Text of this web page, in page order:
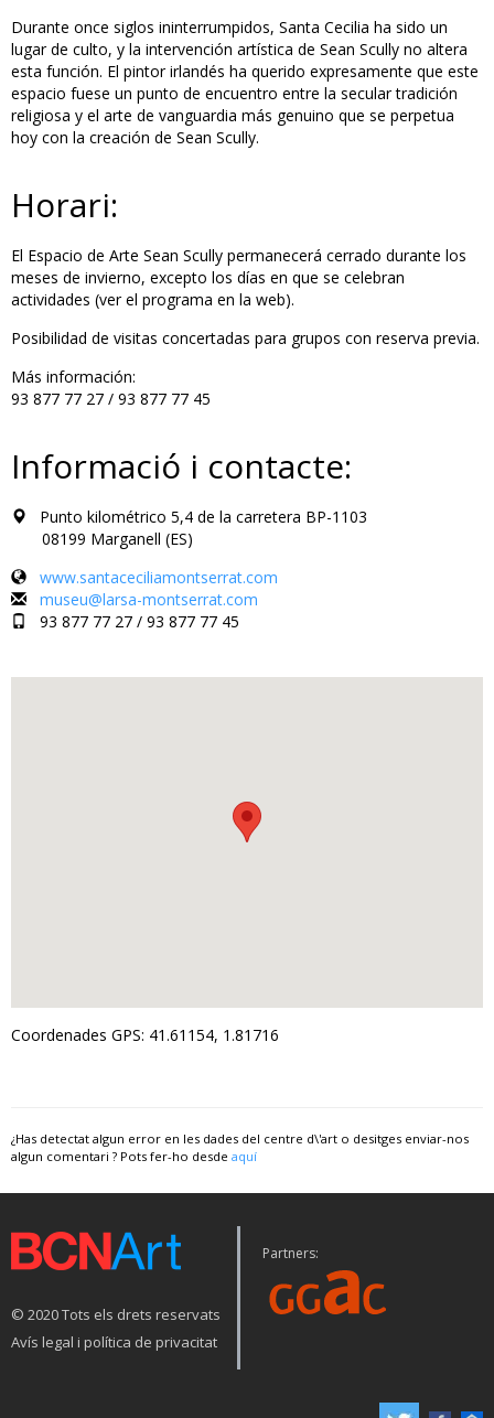
Durante once siglos ininterrumpidos, Santa Cecilia ha sido un
lugar de culto, y la intervención artística de Sean Scully no altera
esta función. El pintor irlandés ha querido expresamente que este
espacio fuese un punto de encuentro entre la secular tradición
religiosa y el arte de vanguardia más genuino que se perpetua
hoy con la creación de Sean Scully.
Horari:
El Espacio de Arte Sean Scully permanecerá cerrado durante los
meses de invierno, excepto los días en que se celebran
actividades (ver el programa en la web).
Posibilidad de visitas concertadas para grupos con reserva previa.
Más información:
93 877 77 27 / 93 877 77 45
Informació i contacte:
Punto kilométrico 5,4 de la carretera BP-1103
08199 Marganell (ES)
www.santaceciliamontserrat.com
museu@larsa-montserrat.com
93 877 77 27 / 93 877 77 45
Coordenades GPS: 41.61154, 1.81716
¿Has detectat algun error en les dades del centre d\'art o desitges enviar-nos
algun comentari ? Pots fer-ho desde aquí
© 2020 Tots els drets reservats
Avís legal i política de privacitat
Partners: